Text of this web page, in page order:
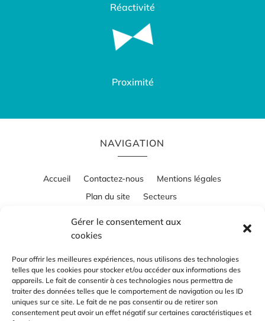
Gérer le consentement aux
cookies
Pour offrir les meilleures expériences, nous utilisons des technologies
telles que les cookies pour stocker et/ou accéder aux informations des
appareils. Le fait de consentir à ces technologies nous permettra de
traiter des données telles que le comportement de navigation ou les ID
uniques sur ce site. Le fait de ne pas consentir ou de retirer son
consentement peut avoir un effet négatif sur certaines caractéristiques et
Réactivité
Proximité
NAVIGATION
Accueil Contactez-nous
Mentions légales
Plan du site
Secteurs